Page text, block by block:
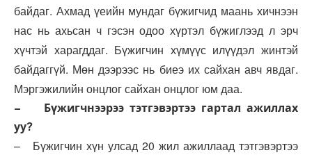
байдаг. Ахмад үеийн мундаг бүжигчид маань хичнээн
нас нь ахьсан ч гэсэн одоо хүртэл бүжиглээд л эрч
хүчтэй харагддаг. Бүжигчин хүмүүс илүүдэл жинтэй
байдаггүй. Мөн дээрээс нь биеэ их сайхан авч явдаг.
Мэргэжилийн онцлог сайхан онцлог юм даа.
– Бүжигчнээрээ тэтгэвэртээ гартал ажиллах
уу?
– Бүжигчин хүн улсад 20 жил ажиллаад тэтгэвэртээ